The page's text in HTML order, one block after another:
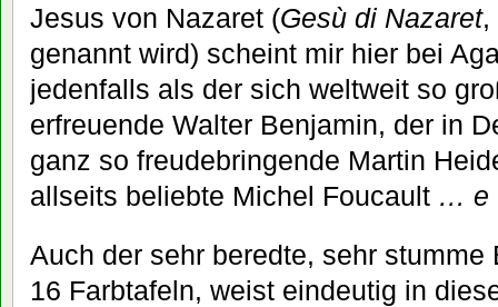
Jesus von Nazaret (Gesù di Nazaret,
genannt wird) scheint mir hier bei
jedenfalls als der sich weltweit so
erfreuende Walter Benjamin, der in
ganz so freudebringende Martin
allseits beliebte Michel Foucault … e
Auch der sehr beredte, sehr
16 Farbtafeln, weist eindeutig in